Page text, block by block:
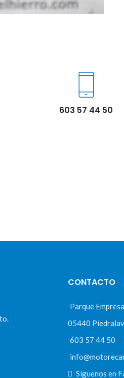
603 57 44 50
CONTACTO
Parque
05440
603 57 44 50
Síguenos en